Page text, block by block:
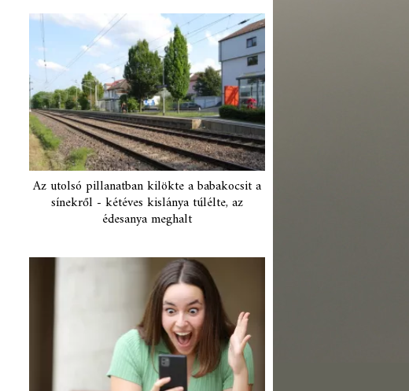
Az utolsó pillanatban kilökte a babakocsit a
sínekről - kétéves kislánya túlélte, az
édesanya meghalt